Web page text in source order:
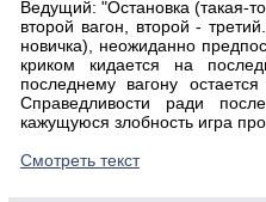
Ведущий: "Остановка (такая-
второй вагон, второй -
новичка), неожиданно
криком кидается на
последнему вагону
Справедливости ради
кажущуюся злобность игра
Смотреть текст